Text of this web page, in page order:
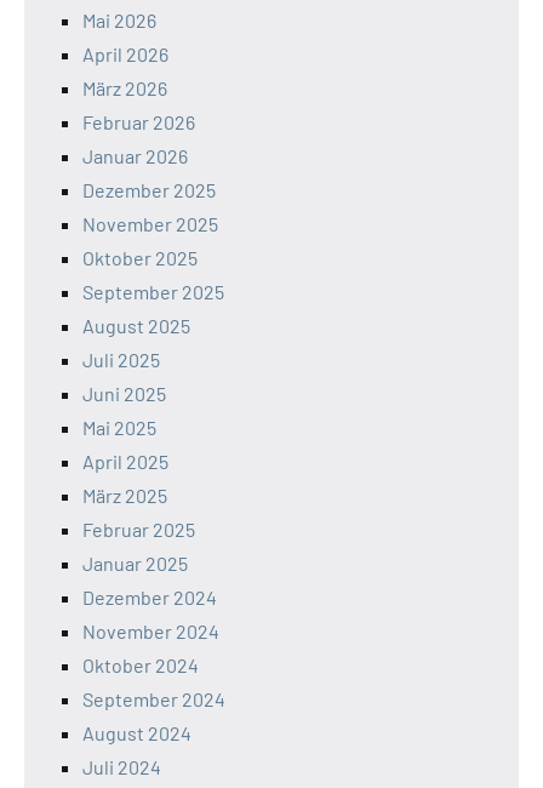
Mai 2026
April 2026
März 2026
Februar 2026
Januar 2026
Dezember 2025
November 2025
Oktober 2025
September 2025
August 2025
Juli 2025
Juni 2025
Mai 2025
April 2025
März 2025
Februar 2025
Januar 2025
Dezember 2024
November 2024
Oktober 2024
September 2024
August 2024
Juli 2024